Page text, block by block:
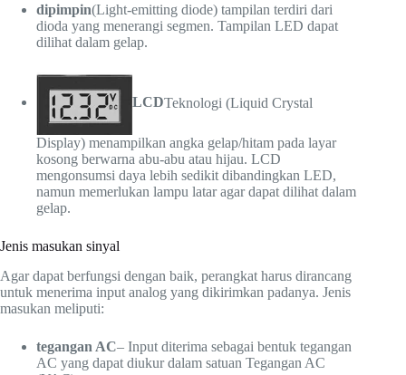
dipimpin(Light-emitting diode) tampilan terdiri dari
dioda yang menerangi segmen. Tampilan LED dapat
dilihat dalam gelap.
LCDTeknologi (Liquid Crystal
Display) menampilkan angka gelap/hitam pada layar
kosong berwarna abu-abu atau hijau. LCD
mengonsumsi daya lebih sedikit dibandingkan LED,
namun memerlukan lampu latar agar dapat dilihat dalam
gelap.
Jenis masukan sinyal
Agar dapat berfungsi dengan baik, perangkat harus dirancang
untuk menerima input analog yang dikirimkan padanya. Jenis
masukan meliputi:
tegangan AC– Input diterima sebagai bentuk tegangan
AC yang dapat diukur dalam satuan Tegangan AC